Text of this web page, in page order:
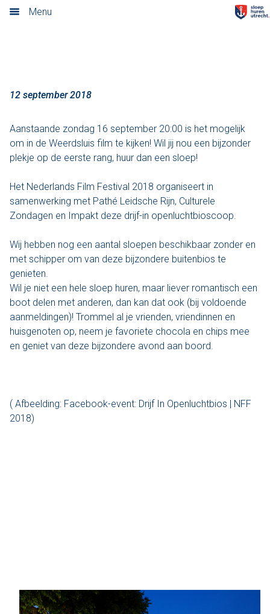
Menu
Tarieven
Rondvaart met schipper
Opstaplocaties
Zelf varen in elektrosloep
Cateringmenu
Arrangementen
Varen & Borrel
Varen & Tapas
Varen & Lunch
Varen & BBQ
Onze sloepen
2018
12 september 2018
Aanstaande zondag 16 september 20:00 is het mogelijk
om in de Weerdsluis film te kijken! Wil jij nou een bijzonder
plekje op de eerste rang, huur dan een sloep!
Het Nederlands Film Festival 2018 organiseert in
samenwerking met Pathé Leidsche Rijn, Culturele
Zondagen en Impakt deze drijf-in openluchtbioscoop.
Wij hebben nog een aantal sloepen beschikbaar zonder en
met schipper om van deze bijzondere buitenbios te
genieten.
Wil je niet een hele sloep huren, maar liever romantisch een
boot delen met anderen, dan kan dat ook (bij voldoende
aanmeldingen)! Trommel al je vrienden, vriendinnen en
huisgenoten op, neem je favoriete chocola en chips mee
en geniet van deze bijzondere avond aan boord.
( Afbeelding: Facebook-event: Drijf In Openluchtbios | NFF
2018)